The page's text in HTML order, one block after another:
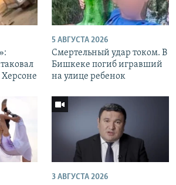
5 АВГУСТА 2026
Смертельный удар током. В
Бишкеке погиб игравший
на улице ребенок
3 АВГУСТА 2026